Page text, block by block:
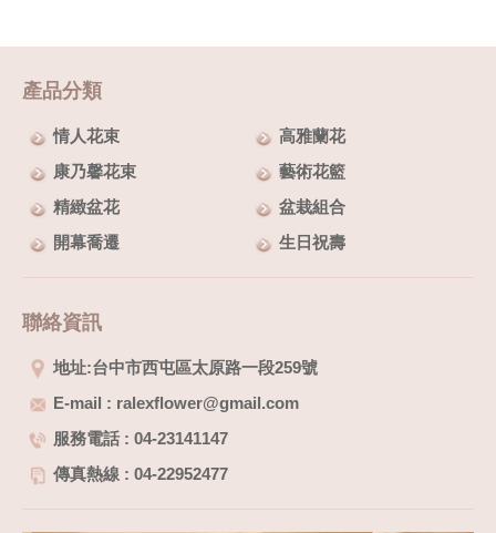
產品分類
情人花束
康乃馨花束
精緻盆花
開幕喬遷
高雅蘭花
藝術花籃
盆栽組合
生日祝壽
聯絡資訊
地址:台中市西屯區太原路一段259號
E-mail : ralexflower@gmail.com
服務電話 : 04-23141147
傳真熱線 : 04-22952477